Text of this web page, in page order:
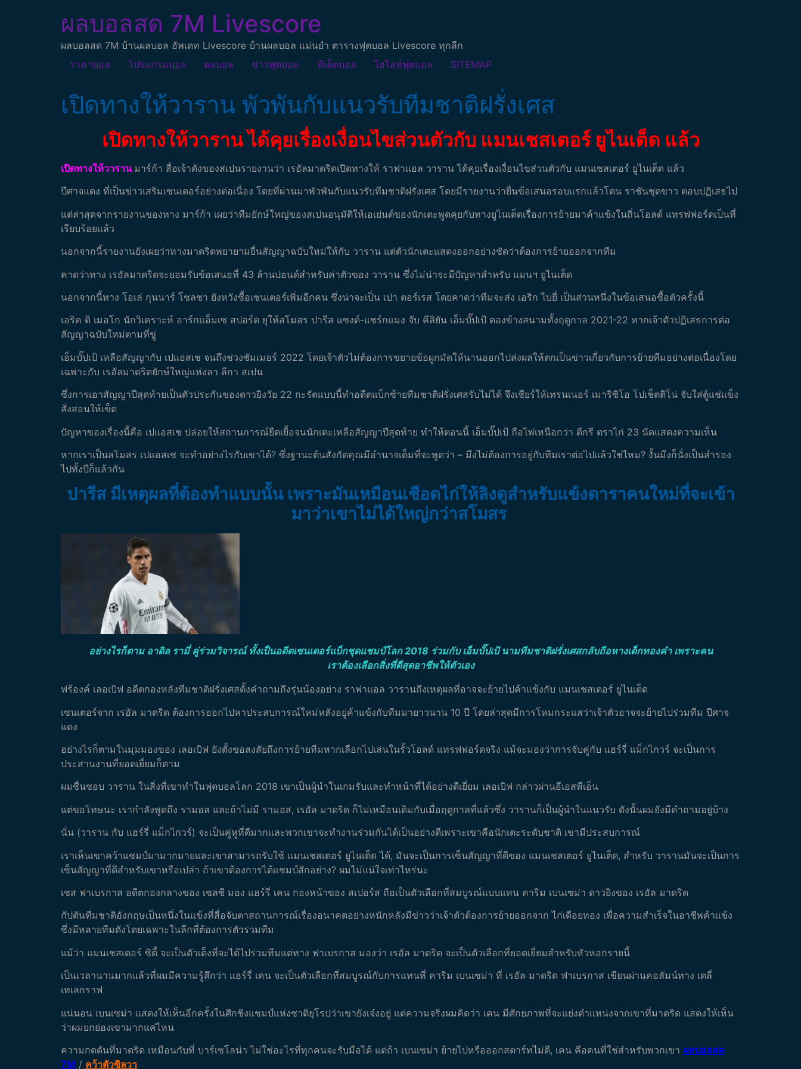
ผลบอลสด 7M Livescore
ผลบอลสด 7M บ้านผลบอล อัพเดท Livescore บ้านผลบอล แม่นยำ ตารางฟุตบอล Livescore ทุกลีก
ราคาบอล
โปรแกรมบอล ผลบอล ข่าวฟุตบอล ทีเด็ดบอล ไฮไลท์ฟุตบอล SITEMAP
เปิดทางให้วาราน พัวพันกับแนวรับทีมชาติฝรั่งเศส
เปิดทางให้วาราน ได้คุยเรื่องเงื่อนไขส่วนตัวกับ แมนเชสเตอร์ ยูไนเต็ด แล้ว
เปิดทางให้วาราน มาร์ก้า สื่อเจ้าดังของสเปนรายงานว่า เรอัลมาดริดเปิดทางให้ ราฟาแอล วาราน ได้คุยเรื่องเงื่อนไขส่วนตัวกับ แมนเชสเตอร์ ยูไนเต็ด แล้ว
ปีศาจแดง ที่เป็นข่าวเสริมเซนเตอร์อย่างต่อเนื่อง โดยที่ผ่านมาพัวพันกับแนวรับทีมชาติฝรั่งเศส โดยมีรายงานว่ายื่นข้อเสนอรอบแรกแล้วโดน ราชันชุดขาว ตอบปฏิเสธไป
แต่ล่าสุดจากรายงานของทาง มาร์ก้า เผยว่าทีมยักษ์ใหญ่ของสเปนอนุมัติให้เอเย่นต์ของนักเตะพูดคุยกับทางยูไนเต็ดเรื่องการย้ายมาค้าแข้งในถิ่นโอลด์ แทรฟฟอร์ดเป็นที่
เรียบร้อยแล้ว
นอกจากนี้รายงานยังเผยว่าทางมาดริดพยายามยื่นสัญญาฉบับใหม่ให้กับ วาราน แต่ตัวนักเตะแสดงออกอย่างชัดว่าต้องการย้ายออกจากทีม
คาดว่าทาง เรอัลมาดริดจะยอมรับข้อเสนอที่ 43 ล้านปอนด์สำหรับค่าตัวของ วาราน ซึ่งไม่น่าจะมีปัญหาสำหรับ แมนฯ ยูไนเต็ด
นอกจากนี้ทาง โอเล่ กุนนาร์ โซลชา ยังหวังซื้อเซนเตอร์เพิ่มอีกคน ซึ่งน่าจะเป็น เปา ตอร์เรส โดยคาดว่าทีมจะส่ง เอริก ไบยี่ เป็นส่วนหนึ่งในข้อเสนอซื้อตัวครั้งนี้
เอริค ดิ เมอโก นักวิเคราะห์ อาร์กแอ็มเซ สปอร์ต ยุให้สโมสร ปารีส แซงต์-แชร์กแมง จับ คีลิยัน เอ็มบั๊ปเป้ ดองข้างสนามทั้งฤดูกาล 2021-22 หากเจ้าตัวปฏิเสธการต่อ
สัญญาฉบับใหม่ตามที่ขู่
เอ็มบั๊ปเป้ เหลือสัญญากับ เปแอสเช จนถึงช่วงซัมเมอร์ 2022 โดยเจ้าตัวไม่ต้องการขยายข้อผูกมัดให้นานออกไปส่งผลให้ตกเป็นข่าวเกี่ยวกับการย้ายทีมอย่างต่อเนื่องโดย
เฉพาะกับ เรอัลมาดริดยักษ์ใหญ่แห่งลา ลีกา สเปน
ซึ่งการเอาสัญญาปีสุดท้ายเป็นตัวประกันของดาวยิงวัย 22 กะรัตแบบนี้ทำอดีตแบ็กซ้ายทีมชาติฝรั่งเศสรับไม่ได้ จึงเชียร์ให้เทรนเนอร์ เมาริซิโอ โปเช็ตติโน่ จับใส่ตู้แช่แข็ง
สั่งสอนให้เข็ด
ปัญหาของเรื่องนี้คือ เปแอสเช ปล่อยให้สถานการณ์ยืดเยื้อจนนักเตะเหลือสัญญาปีสุดท้าย ทำให้ตอนนี้ เอ็มบั๊ปเป้ ถือไพ่เหนือกว่า ดีกรี ตราไก่ 23 นัดแสดงความเห็น
หากเราเป็นสโมสร เปแอสเช จะทำอย่างไรกับเขาได้? ซึ่งฐานะต้นสังกัดคุณมีอำนาจเต็มที่จะพูดว่า – มึงไม่ต้องการอยู่กับทีมเราต่อไปแล้วใช่ไหม? งั้นมึงก็นั่งเป็นสำรอง
ไปทั้งปีก็แล้วกัน
ปารีส มีเหตุผลที่ต้องทำแบบนั้น เพราะมันเหมือนเชือดไก่ให้ลิงดูสำหรับแข้งดาราคนใหม่ที่จะเข้า
มาว่าเขาไม่ได้ใหญ่กว่าสโมสร
อย่างไรก็ตาม อาดิล รามี่ คู่ร่วมวิจารณ์ ทั้งเป็นอดีตเซนเตอร์แบ็กชุดแชมป์โลก 2018 ร่วมกับ เอ็มบั๊ปเป้ นามทีมชาติฝรั่งเศสกลับถือหางเด็กทองคำ เพราะคน
เราต้องเลือกสิ่งที่ดีสุดอาชีพให้ตัวเอง
ฟร้องค์ เลอเบิฟ อดีตกองหลังทีมชาติฝรั่งเศสตั้งคำถามถึงรุ่นน้องอย่าง ราฟาแอล วารานถึงเหตุผลที่อาจจะย้ายไปค้าแข้งกับ แมนเชสเตอร์ ยูไนเต็ด
เซนเตอร์จาก เรอัล มาดริด ต้องการออกไปหาประสบการณ์ใหม่หลังอยู่ค้าแข้งกับทีมมายาวนาน 10 ปี โดยล่าสุดมีการโหมกระแสว่าเจ้าตัวอาจจะย้ายไปร่วมทีม ปีศาจ
แดง
อย่างไรก็ตามในมุมมองของ เลอเบิฟ ยังตั้งขอสงสัยถึงการย้ายทีมหากเลือกไปเล่นในรั้วโอลด์ แทรฟฟอร์ดจริง แม้จะมองว่าการจับคู่กับ แฮร์รี่ แม็กไกวร์ จะเป็นการ
ประสานงานที่ยอดเยี่ยมก็ตาม
ผมชื่นชอบ วาราน ในสิ่งที่เขาทำในฟุตบอลโลก 2018 เขาเป็นผู้นำในเกมรับและทำหน้าที่ได้อย่างดีเยี่ยม เลอเบิฟ กล่าวผ่านอีเอสพีเอ็น
แต่ขอโทษนะ เรากำลังพูดถึง รามอส และถ้าไม่มี รามอส, เรอัล มาดริด ก็ไม่เหมือนเดิมกับเมื่อฤดูกาลที่แล้วซึ่ง วารานก็เป็นผู้นำในแนวรับ ดังนั้นผมยังมีคำถามอยู่บ้าง
นั่น (วาราน กับ แฮร์รี่ แม็กไกวร์) จะเป็นคู่หูที่ดีมากและพวกเขาจะทำงานร่วมกันได้เป็นอย่างดีเพราะเขาคือนักเตะระดับชาติ เขามีประสบการณ์
เราเห็นเขาคว้าแชมป์มามากมายและเขาสามารถรับใช้ แมนเชสเตอร์ ยูไนเต็ด ได้, มันจะเป็นการเซ็นสัญญาที่ดีของ แมนเชสเตอร์ ยูไนเต็ด, สำหรับ วารานมันจะเป็นการ
เซ็นสัญญาที่ดีสำหรับเขาหรือเปล่า ถ้าเขาต้องการได้แชมป์สักอย่าง? ผมไม่แน่ใจเท่าไหร่นะ
เชส ฟาเบรกาส อดีตกองกลางของ เชลซี มอง แฮร์รี่ เคน กองหน้าของ สเปอร์ส ถือเป็นตัวเลือกที่สมบูรณ์แบบแทน คาริม เบนเซม่า ดาวยิงของ เรอัล มาดริด
กัปตันทีมชาติอังกฤษเป็นหนึ่งในแข้งที่สื่อจับตาสถานการณ์เรื่องอนาคตอย่างหนักหลังมีข่าวว่าเจ้าตัวต้องการย้ายออกจาก ไก่เดือยทอง เพื่อความสำเร็จในอาชีพค้าแข้ง
ซึ่งมีหลายทีมดังโดยเฉพาะในลีกที่ต้องการตัวร่วมทีม
แม้ว่า แมนเชสเตอร์ ซิตี้ จะเป็นตัวเต็งที่จะได้ไปร่วมทีมแต่ทาง ฟาเบรกาส มองว่า เรอัล มาดริด จะเป็นตัวเลือกที่ยอดเยี่ยมสำหรับหัวหอกรายนี้
เป็นเวลานานมากแล้วที่ผมมีความรู้สึกว่า แฮร์รี่ เคน จะเป็นตัวเลือกที่สมบูรณ์กับการแทนที่ คาริม เบนเซม่า ที่ เรอัล มาดริด ฟาเบรกาส เขียนผ่านคอลัมน์ทาง เดลี่
เทเลกราฟ
แน่นอน เบนเซม่า แสดงให้เห็นอีกครั้งในศึกชิงแชมป์แห่งชาติยุโรปว่าเขายังเจ๋งอยู่ แต่ความจริงผมคิดว่า เคน มีศักยภาพที่จะแย่งตำแหน่งจากเขาที่มาดริด แสดงให้เห็น
ว่าผมยกย่องเขามากแค่ไหน
ความกดดันที่มาดริด เหมือนกับที่ บาร์เซโลน่า ไม่ใช่อะไรที่ทุกคนจะรับมือได้ แต่ถ้า เบนเซม่า ย้ายไปหรือออกสตาร์ทไม่ดี, เคน คือคนที่ใช่สำหรับพวกเขา ผลบอลสด
7M / คว้าตัวซิลวา